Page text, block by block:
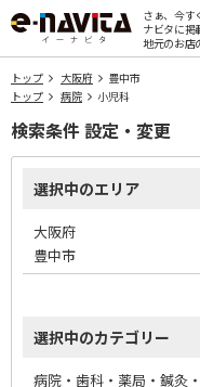
さぁ、今す
ナビタに掲
地元のお店
トップ 大阪府
豊中市
トップ
病院 小児科
検索条件 設定・変更
選択中のエリア
大阪府
豊中市
選択中のカテゴリー
病院・歯科・薬局・鍼灸